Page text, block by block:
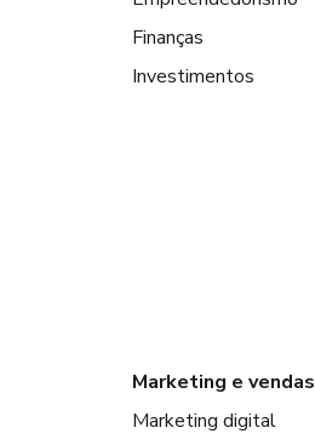
Finanças
Investimentos
Marketing e vendas
Marketing digital